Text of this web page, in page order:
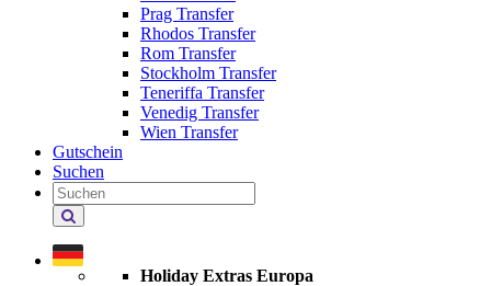
Prag Transfer
Rhodos Transfer
Rom Transfer
Stockholm Transfer
Teneriffa Transfer
Venedig Transfer
Wien Transfer
Gutschein
Suchen
Holiday
Extras
durchsuchen
Holiday Extras Europa